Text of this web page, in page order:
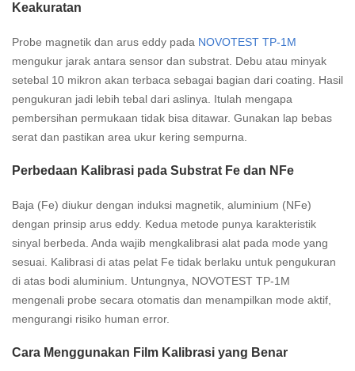
Keakuratan
Probe magnetik dan arus eddy pada NOVOTEST TP-1M
mengukur jarak antara sensor dan substrat. Debu atau minyak
setebal 10 mikron akan terbaca sebagai bagian dari coating. Hasil
pengukuran jadi lebih tebal dari aslinya. Itulah mengapa
pembersihan permukaan tidak bisa ditawar. Gunakan lap bebas
serat dan pastikan area ukur kering sempurna.
Perbedaan Kalibrasi pada Substrat Fe dan NFe
Baja (Fe) diukur dengan induksi magnetik, aluminium (NFe)
dengan prinsip arus eddy. Kedua metode punya karakteristik
sinyal berbeda. Anda wajib mengkalibrasi alat pada mode yang
sesuai. Kalibrasi di atas pelat Fe tidak berlaku untuk pengukuran
di atas bodi aluminium. Untungnya, NOVOTEST TP-1M
mengenali probe secara otomatis dan menampilkan mode aktif,
mengurangi risiko human error.
Cara Menggunakan Film Kalibrasi yang Benar